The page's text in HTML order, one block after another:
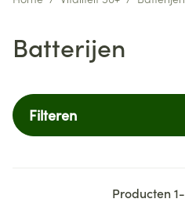
Batterijen
Filteren
Producten1-